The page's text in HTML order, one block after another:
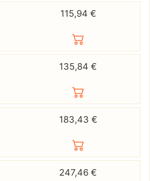
115,94 €
135,84 €
183,43 €
247,46 €